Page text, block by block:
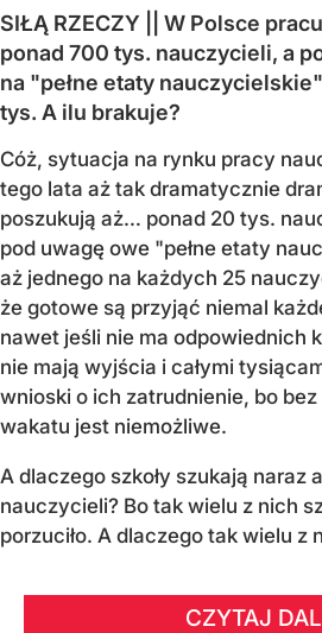
SIŁĄ RZECZY || W Polsce
ponad 700 tys. nauczycieli, a
na "pełne etaty
tys. A ilu brakuje?
Cóż, sytuacja na rynku pracy
tego lata aż tak dramatycznie
poszukują aż… ponad 20 tys.
pod uwagę owe "pełne etaty
aż jednego na każdych 25
że gotowe są przyjąć niemal
nawet jeśli nie ma odpowiednich
nie mają wyjścia i całymi
wnioski o ich zatrudnienie, bo
wakatu jest niemożliwe.
A dlaczego szkoły szukają naraz
nauczycieli? Bo tak wielu z nich
porzuciło. A dlaczego tak wielu z
CZYTAJ